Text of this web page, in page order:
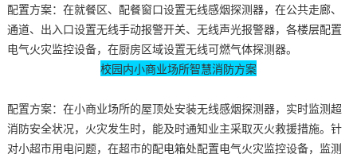
配置方案：在就餐区、配餐窗口设置无线感烟探测器，在公共走廊、
通道、出入口设置无线手动报警开关、无线声光报警器，各楼层配置
电气火灾监控设备，在厨房区域设置无线可燃气体探测器。
校园内小商业场所智慧消防方案
配置方案：在小商业场所的屋顶处安装无线感烟探测器，实时监测超
消防安全状况，火灾发生时，能及时通知业主采取灭火救援措施。针
对小超市用电问题，在超市的配电箱处配置电气火灾监控设备，监测